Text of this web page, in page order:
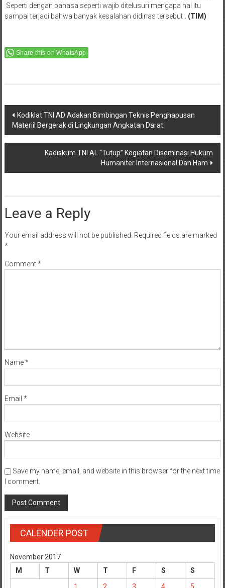
Seperti dengan bahasa seperti wajib ditelusuri mengapa hal itu
sampai terjadi bahwa banyak kesalahan didinas tersebut . (TIM)
Share this on WhatsApp
Post
navigation
Kodiklat TNI AD Adakan Bimbingan Teknis Penghapusan
Materiil Bergerak di Lingkungan Angkatan Darat
Kadiskum TNI AL “Tutup” Kegiatan Diseminasi Hukum
Humaniter Internasional Dan Ham
Leave a Reply
Your email address will not be published. Required fields are marked
*
Comment*
Name*
Email *
Website
Save my name, email, and website in this browser for the next time
I comment.
CALENDER POST
November 2017
M
T W T F S
S